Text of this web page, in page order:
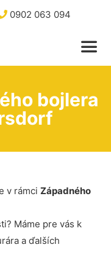
0902 063 094
bojlera
v rámci Západného
Máme pre vás k
a ďalších